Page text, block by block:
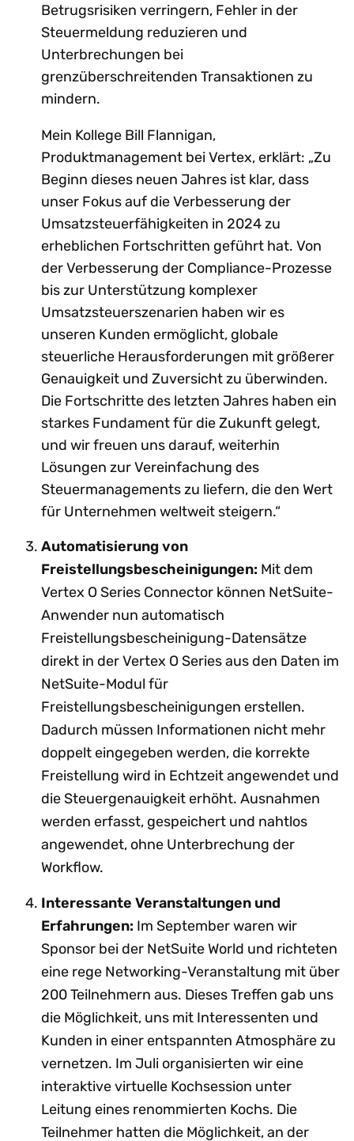
Betrugsrisiken verringern, Fehler in der
Steuermeldung reduzieren und
Unterbrechungen bei
grenzüberschreitenden Transaktionen zu
mindern.
Mein Kollege Bill Flannigan,
Produktmanagement bei Vertex, erklärt: „Zu
Beginn dieses neuen Jahres ist klar, dass
unser Fokus auf die Verbesserung der
Umsatzsteuerfähigkeiten in 2024 zu
erheblichen Fortschritten geführt hat. Von
der Verbesserung der Compliance-Prozesse
bis zur Unterstützung komplexer
Umsatzsteuerszenarien haben wir es
unseren Kunden ermöglicht, globale
steuerliche Herausforderungen mit größerer
Genauigkeit und Zuversicht zu überwinden.
Die Fortschritte des letzten Jahres haben ein
starkes Fundament für die Zukunft gelegt,
und wir freuen uns darauf, weiterhin
Lösungen zur Vereinfachung des
Steuermanagements zu liefern, die den Wert
für Unternehmen weltweit steigern.“
Automatisierung von
Freistellungsbescheinigungen: Mit dem
Vertex O Series Connector können NetSuite-
Anwender nun automatisch
Freistellungsbescheinigung-Datensätze
direkt in der Vertex O Series aus den Daten im
NetSuite-Modul für
Freistellungsbescheinigungen erstellen.
Dadurch müssen Informationen nicht mehr
doppelt eingegeben werden, die korrekte
Freistellung wird in Echtzeit angewendet und
die Steuergenauigkeit erhöht. Ausnahmen
werden erfasst, gespeichert und nahtlos
angewendet, ohne Unterbrechung der
Workflow.
Interessante Veranstaltungen und
Erfahrungen: Im September waren wir
Sponsor bei der NetSuite World und richteten
eine rege Networking-Veranstaltung mit über
200 Teilnehmern aus. Dieses Treffen gab uns
die Möglichkeit, uns mit Interessenten und
Kunden in einer entspannten Atmosphäre zu
vernetzen. Im Juli organisierten wir eine
interaktive virtuelle Kochsession unter
Leitung eines renommierten Kochs. Die
Teilnehmer hatten die Möglichkeit, an der